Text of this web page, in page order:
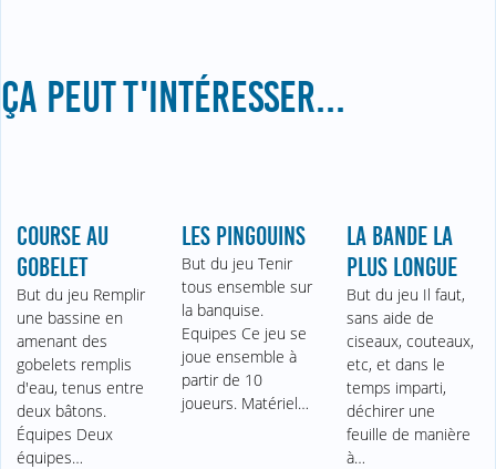
ÇA PEUT T'INTÉRESSER...
COURSE AU
GOBELET
But du jeu Remplir
une bassine en
amenant des
gobelets remplis
d'eau, tenus entre
deux bâtons.
Équipes Deux
équipes…
LES PINGOUINS
But du jeu Tenir
tous ensemble sur
la banquise.
Equipes Ce jeu se
joue ensemble à
partir de 10
joueurs. Matériel…
LA BANDE LA
PLUS LONGUE
But du jeu Il faut,
sans aide de
ciseaux, couteaux,
etc, et dans le
temps imparti,
déchirer une
feuille de manière
à…